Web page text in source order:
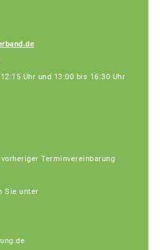
Uhr und 13:00 bis 16:30 Uhr
Terminvereinbarung
Sie unter